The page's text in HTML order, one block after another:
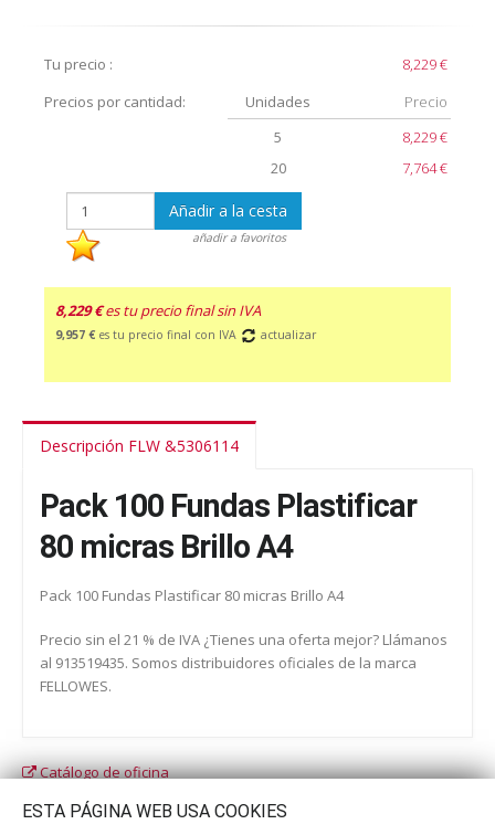
Tu precio :
8,229 €
Precios por cantidad:
Unidades
Precio
5
8,229 €
20
7,764 €
Añadir a la cesta
añadir a favoritos
8,229 € es tu precio final sin IVA
9,957 € es tu precio final con IVA actualizar
Descripción FLW &5306114
Pack 100 Fundas Plastificar
80 micras Brillo A4
Pack 100 Fundas Plastificar 80 micras Brillo A4
Precio sin el 21 % de IVA ¿Tienes una oferta mejor? Llámanos
al 913519435. Somos distribuidores oficiales de la marca
FELLOWES.
Catálogo de oficina
ESTA PÁGINA WEB USA COOKIES